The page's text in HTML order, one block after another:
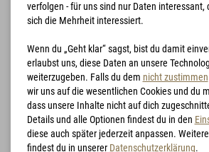
verfolgen - für uns sind nur Daten interessant,
sich die Mehrheit interessiert.
Wenn du „Geht klar“ sagst, bist du damit
erlaubst uns, diese Daten an unsere
weiterzugeben. Falls du dem nicht zustimmen
wir uns auf die wesentlichen Cookies und du
dass unsere Inhalte nicht auf dich
Details und alle Optionen findest du in den
diese auch später jederzeit anpassen.
findest du in unserer Datenschutzerklärung.